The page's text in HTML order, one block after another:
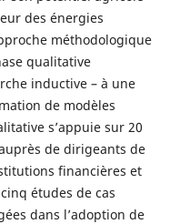
des énergies
méthodologique
qualitative
inductive – à une
de modèles
s’appuie sur 20
de dirigeants de
financières et
études de cas
dans l’adoption de